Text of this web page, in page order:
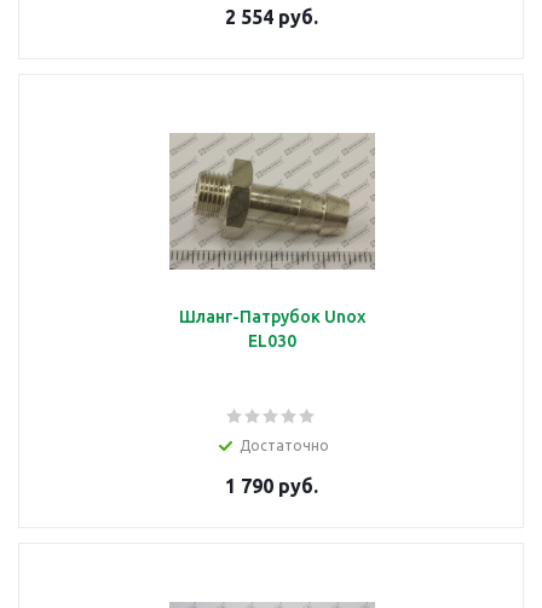
2 554 руб.
Шланг-Патрубок Unox
EL030
Достаточно
1 790 руб.